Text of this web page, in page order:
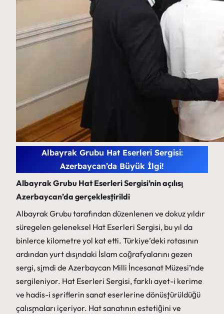
Albayrak Grubu Hat Eserleri Sergisi:
Azerbaycan’da Büyük İlgi!
Albayrak Grubu Hat Eserleri Sergisi’nin açılışı
Azerbaycan’da gerçekleştirildi
Albayrak Grubu tarafından düzenlenen ve dokuz yıldır
süregelen geleneksel Hat Eserleri Sergisi, bu yıl da
binlerce kilometre yol kat etti. Türkiye’deki rotasının
ardından yurt dışındaki İslam coğrafyalarını gezen
sergi, şimdi de Azerbaycan Milli İncesanat Müzesi’nde
sergileniyor. Hat Eserleri Sergisi, farklı ayet-i kerime
ve hadis-i şeriflerin sanat eserlerine dönüştürüldüğü
çalışmaları içeriyor. Hat sanatının estetiğini ve